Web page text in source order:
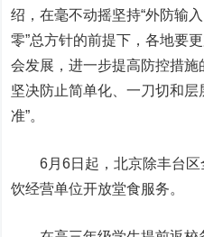
绍，在毫不动摇坚持“外防输
零”总方针的前提下，各地要
会发展，进一步提高防控措施
坚决防止简单化、一刀切和层
准”。
6月6日起，北京除丰台
饮经营单位开放堂食服务。